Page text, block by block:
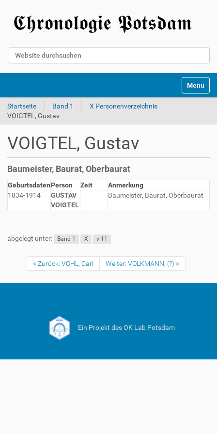
Website durchsuchen
Toggle
Startseite Band 1
X Personenverzeichnis
VOIGTEL, Gustav
VOIGTEL, Gustav
Baumeister, Baurat, Oberbaurat
GeburtsdatenPerson Zeit
Anmerkung
1834-1914
GUSTAV
VOIGTEL
Baumeister, Baurat, Oberbaurat
abgelegt unter: Band 1 X v-11
Zurück: VOHL, Carl Weiter: VOLKMANN, (?)
Ein Projekt des OK Lab Potsdam